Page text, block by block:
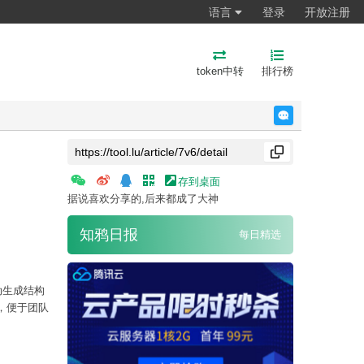
语言 登录 开放注册
token中转 排行榜
成结构
便于团队
存到桌面
据说喜欢分享的,后来都成了大神
知鸦日报 每日精选